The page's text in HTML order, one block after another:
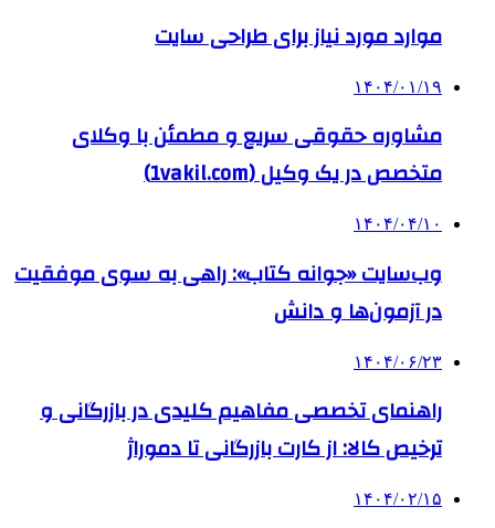
موارد مورد نیاز برای طراحی سایت
۱۴۰۴/۰۱/۱۹
مشاوره حقوقی سریع و مطمئن با وکلای
متخصص در یک وکیل (1vakil.com)
۱۴۰۴/۰۴/۱۰
وب‌سایت «جوانه کتاب»: راهی به سوی موفقیت
در آزمون‌ها و دانش
۱۴۰۴/۰۶/۲۳
راهنمای تخصصی مفاهیم کلیدی در بازرگانی و
ترخیص کالا: از کارت بازرگانی تا دموراژ
۱۴۰۴/۰۲/۱۵